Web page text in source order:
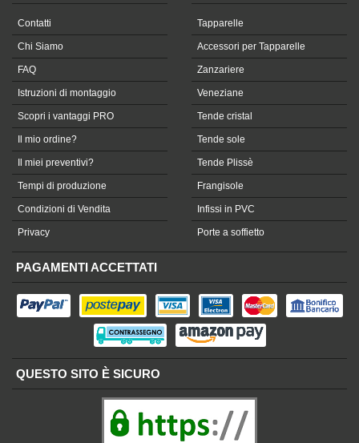
Contatti
Chi Siamo
FAQ
Istruzioni di montaggio
Scopri i vantaggi PRO
Il mio ordine?
Il miei preventivi?
Tempi di produzione
Condizioni di Vendita
Privacy
Tapparelle
Accessori per Tapparelle
Zanzariere
Veneziane
Tende cristal
Tende sole
Tende Plissè
Frangisole
Infissi in PVC
Porte a soffietto
PAGAMENTI ACCETTATI
QUESTO SITO È SICURO